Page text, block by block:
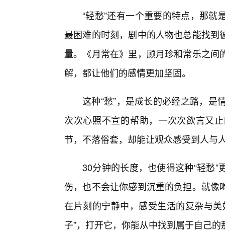
“轻愁”还有一个重要的特点，那
最困难的时刻，剧中的人物也总能找
量。《月常在》里，顾月珍和常乐之
解，都让他们的感情更加坚固。
这种“愁”，是成长的必经之路，
次次心照不宣的帮助，一次次欲言又
节，不落俗套，却能让观众感受到人与
30分钟的长度，也使得这种“轻愁
伤，也不会让你感到沉重的负担。就
在片刻的宁静中，感受生活的复杂与
子”，打开它，你能从中找到属于自己